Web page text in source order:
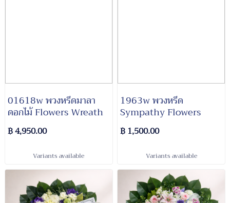
01618w พวงหรีดมาลา
ดอกไม้ Flowers Wreath
฿ 4,950.00
Variants available
1963w พวงหรีด
Sympathy Flowers
฿ 1,500.00
Variants available